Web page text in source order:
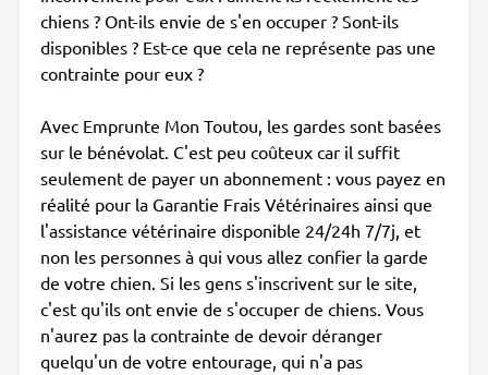
chiens ? Ont-ils envie de s'en occuper ? Sont-ils
disponibles ? Est-ce que cela ne représente pas une
contrainte pour eux ?
Avec Emprunte Mon Toutou, les gardes sont basées
sur le bénévolat. C'est peu coûteux car il suffit
seulement de payer un abonnement : vous payez en
réalité pour la Garantie Frais Vétérinaires ainsi que
l'assistance vétérinaire disponible 24/24h 7/7j, et
non les personnes à qui vous allez confier la garde
de votre chien. Si les gens s'inscrivent sur le site,
c'est qu'ils ont envie de s'occuper de chiens. Vous
n'aurez pas la contrainte de devoir déranger
quelqu'un de votre entourage, qui n'a pas